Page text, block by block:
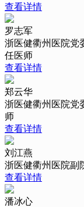
查看详情
罗志军
浙医健衢州医院党
任医师
查看详情
郑云华
浙医健衢州医院党
师
查看详情
刘江燕
浙医健衢州医院副
查看详情
潘冰心